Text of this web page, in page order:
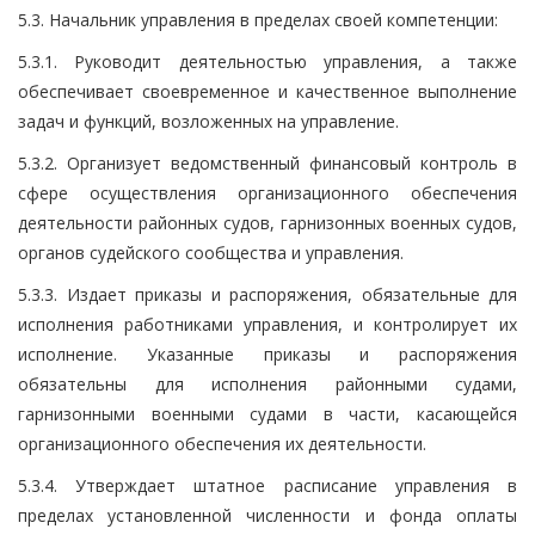
5.3. Начальник управления в пределах своей компетенции:
5.3.1. Руководит деятельностью управления, а также
обеспечивает своевременное и качественное выполнение
задач и функций, возложенных на управление.
5.3.2. Организует ведомственный финансовый контроль в
сфере осуществления организационного обеспечения
деятельности районных судов, гарнизонных военных судов,
органов судейского сообщества и управления.
5.3.3. Издает приказы и распоряжения, обязательные для
исполнения работниками управления, и контролирует их
исполнение. Указанные приказы и распоряжения
обязательны для исполнения районными судами,
гарнизонными военными судами в части, касающейся
организационного обеспечения их деятельности.
5.3.4. Утверждает штатное расписание управления в
пределах установленной численности и фонда оплаты